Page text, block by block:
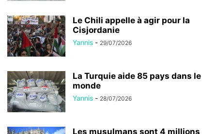
Le Chili appelle à agir pour la
Cisjordanie
Yannis - 29/07/2026
La Turquie aide 85 pays dans le
monde
Yannis - 28/07/2026
Les musulmans sont 4 millions